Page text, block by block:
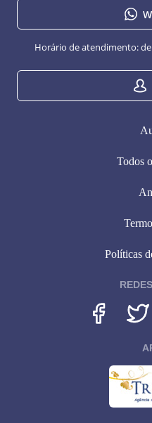
Horário de atendimento: de
Todos
Políticas